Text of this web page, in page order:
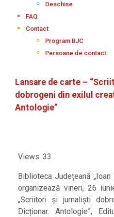
Deschise
FAQ
Contact
Program BJC
Persoane de contact
Lansare de carte –
dobrogeni din exilul
Antologie”
Views: 33
Biblioteca Județeană
organizează vineri, 26
„Scriitori și jurnaliști
Dicționar. Antologie”,